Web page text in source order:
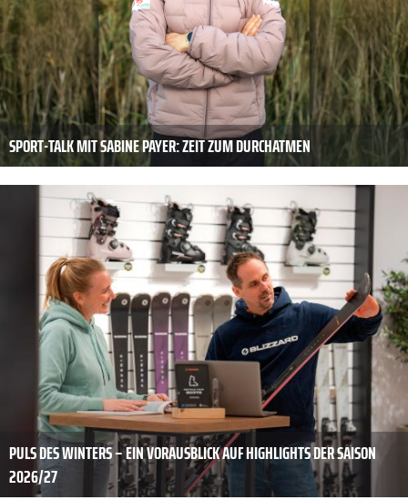
SPORT-TALK MIT SABINE PAYER: ZEIT ZUM DURCHATMEN
PULS DES WINTERS – EIN VORAUSBLICK AUF HIGHLIGHTS DER SAISON
2026/27